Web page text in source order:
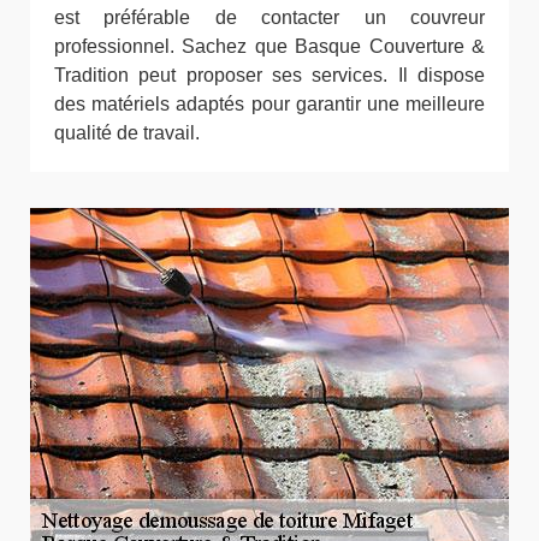
est préférable de contacter un couvreur
professionnel. Sachez que Basque Couverture &
Tradition peut proposer ses services. Il dispose
des matériels adaptés pour garantir une meilleure
qualité de travail.